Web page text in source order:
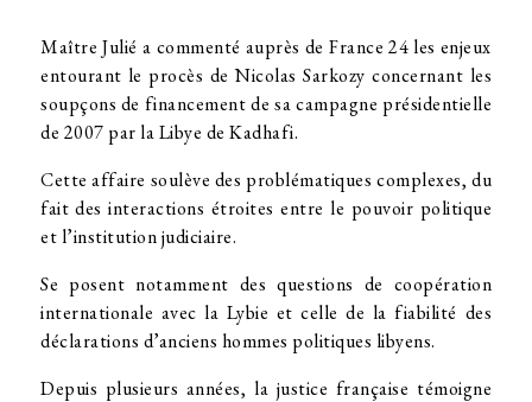
Maître Julié a commenté auprès de France 24 les enjeux
entourant le procès de Nicolas Sarkozy concernant les
soupçons de financement de sa campagne présidentielle
de 2007 par la Libye de Kadhafi.
Cette affaire soulève des problématiques complexes, du
fait des interactions étroites entre le pouvoir politique
et l’institution judiciaire.
Se posent notamment des questions de coopération
internationale avec la Lybie et celle de la fiabilité des
déclarations d’anciens hommes politiques libyens.
Depuis plusieurs années, la justice française témoigne